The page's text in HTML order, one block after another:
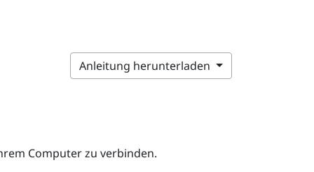
Anleitung herunterladen
Computer zu verbinden.